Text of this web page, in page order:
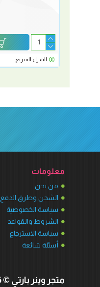
الشراء السريع
معلومات
من نحن
الشحن وطرق الدفع
سياسة الخصوصية
الشروط والقواعد
سياسة الاسترجاع
أسئلة شائعة
متجر وينر بارتي © 2026 جميع الحقوق محفوظة